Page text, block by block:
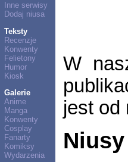
Inne serwisy
Dodaj niusa
Teksty
Recenzje
Konwenty
Felietony
Humor
Kiosk
Galerie
Anime
Manga
Konwenty
Cosplay
Fanarty
Komiksy
Wydarzenia
W
jest od
Niusy